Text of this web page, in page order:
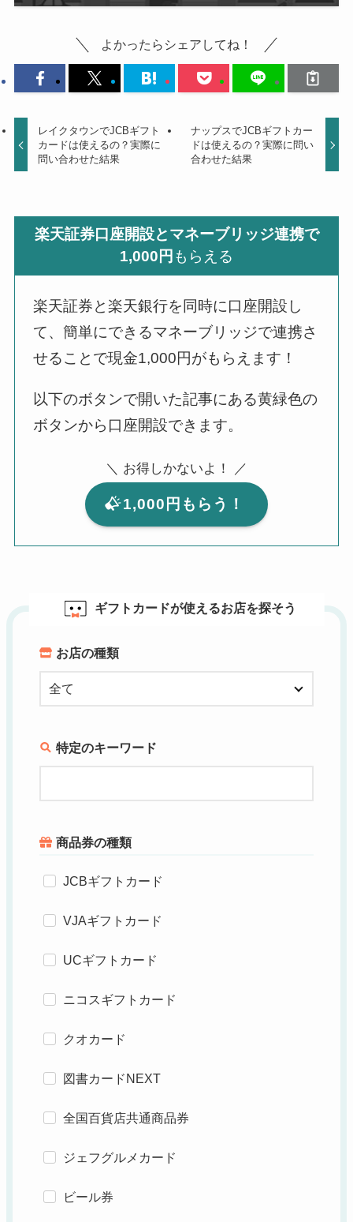
よかったらシェアしてね！
レイクタウンでJCBギフト
カードは使えるの？実際に
問い合わせた結果
ナップスでJCBギフトカー
ドは使えるの？実際に問い
合わせた結果
楽天証券口座開設とマネーブリッジ連携で
1,000円 もらえる
楽天証券と楽天銀行を同時に口座開設し
て、簡単にできるマネーブリッジで連携さ
せることで現金1,000円がもらえます！
以下のボタンで開いた記事にある黄緑色の
ボタンから口座開設できます。
＼ お得しかないよ！ ／
1,000円もらう！
ギフトカードが使えるお店を探そう
お店の種類
特定のキーワード
商品券の種類
JCBギフトカード
VJAギフトカード
UCギフトカード
ニコスギフトカード
クオカード
図書カードNEXT
全国百貨店共通商品券
ジェフグルメカード
ビール券